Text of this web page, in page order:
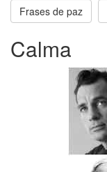
Frases de paz
Calma